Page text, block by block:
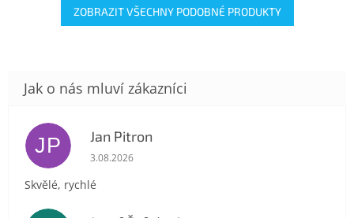
ZOBRAZIT VŠECHNY PODOBNÉ PRODUKTY
JP Jan Pitron
Hodnocení obchodu je 5 z 5 hvězdiček.
3.08.2026
Skvělé, rychlé